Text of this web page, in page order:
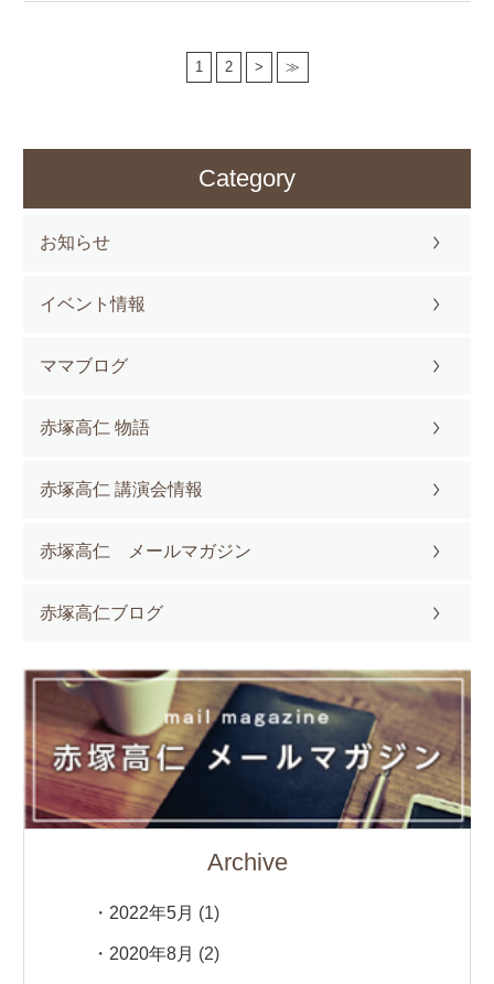
1 2 > ≫
Category
お知らせ
イベント情報
ママブログ
赤塚高仁 物語
赤塚高仁 講演会情報
赤塚高仁 メールマガジン
赤塚高仁ブログ
Archive
2022年5月 (1)
2020年8月 (2)